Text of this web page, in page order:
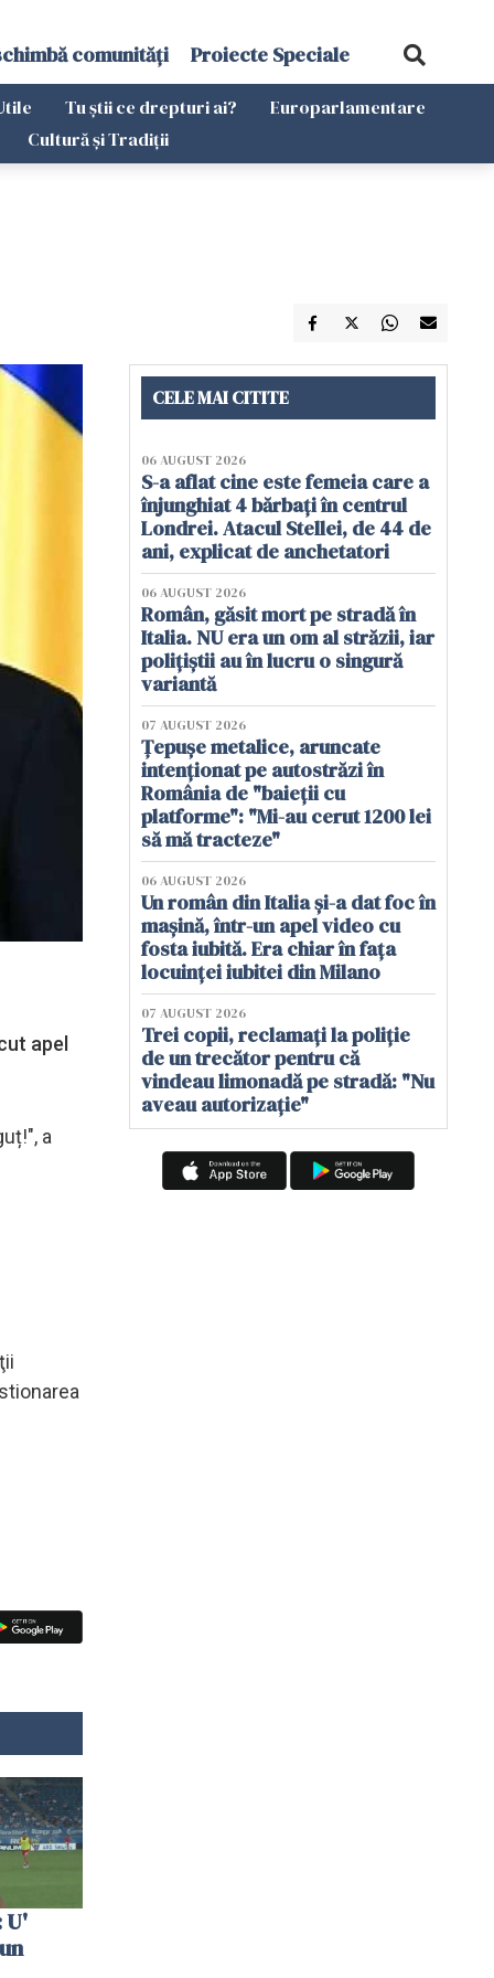
comunități Proiecte Speciale
Tu știi ce drepturi ai?
Europarlamentare
Cultură și Tradiții
apel
a
U'
CELE MAI CITITE
06 AUGUST 2026
S-a aflat cine este femeia care a
înjunghiat 4 bărbați în centrul
Londrei. Atacul Stellei, de 44 de
ani, explicat de anchetatori
06 AUGUST 2026
Român, găsit mort pe stradă în
Italia. NU era un om al străzii, iar
polițiștii au în lucru o singură
variantă
07 AUGUST 2026
Țepușe metalice, aruncate
intenționat pe autostrăzi în
România de "baieții cu
platforme": "Mi-au cerut 1200 lei
să mă tracteze"
06 AUGUST 2026
Un român din Italia și-a dat foc în
mașină, într-un apel video cu
fosta iubită. Era chiar în fața
locuinței iubitei din Milano
07 AUGUST 2026
Trei copii, reclamați la poliție
de un trecător pentru că
vindeau limonadă pe stradă: "Nu
aveau autorizație"